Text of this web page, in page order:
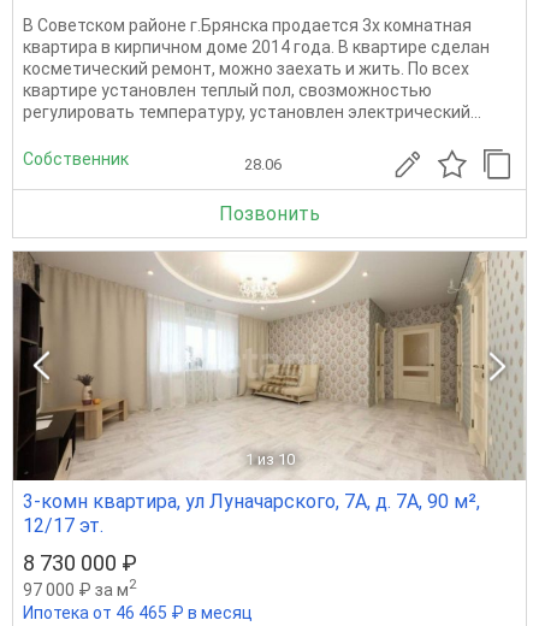
В Советском районе г.Брянска продается 3х комнатная
квартира в кирпичном доме 2014 года. В квартире сделан
косметический ремонт, можно заехать и жить. По всех
квартире установлен теплый пол, свозможностью
регулировать температуру, установлен электрический...
Собственник 28.06
Позвонить
1 из 10
3-комн квартира, ул Луначарского, 7А, д. 7А, 90 м²,
12/17 эт.
8 730 000 ₽
97 000 ₽ за м2
Ипотека от 46 465 ₽ в месяц